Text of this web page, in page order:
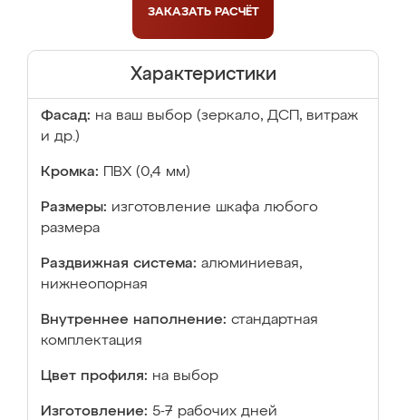
ЗАКАЗАТЬ РАСЧЁТ
Характеристики
Фасад: на ваш выбор (зеркало, ДСП, витраж
и др.)
Кромка: ПВХ (0,4 мм)
Размеры: изготовление шкафа любого
размера
Раздвижная система: алюминиевая,
нижнеопорная
Внутреннее наполнение: стандартная
комплектация
Цвет профиля: на выбор
Изготовление: 5-7 рабочих дней